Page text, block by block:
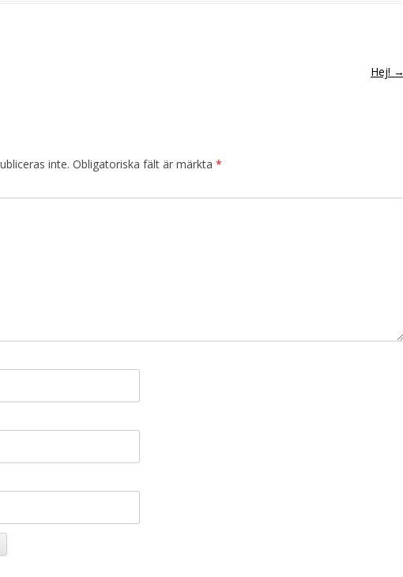
Hej! →
inte. Obligatoriska fält är märkta *